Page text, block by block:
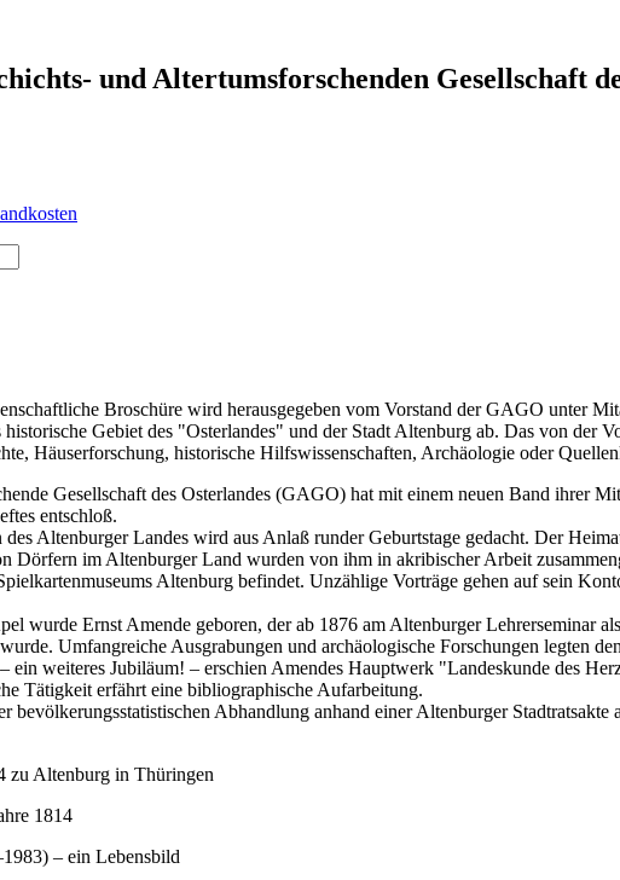
und Altertumsforschenden Gesellschaft
Broschüre wird herausgegeben vom Vorstand der GAGO unter
Gebiet des "Osterlandes" und der Stadt Altenburg ab. Das von der
Häuserforschung, historische Hilfswissenschaften, Archäologie oder
Gesellschaft des Osterlandes (GAGO) hat mit einem neuen Band ihrer
entschloß.
des Altenburger Landes wird aus Anlaß runder Geburtstage gedacht. Der
Dörfern im Altenburger Land wurden von ihm in akribischer Arbeit
Altenburg befindet. Unzählige Vorträge gehen auf sein
wurde Ernst Amende geboren, der ab 1876 am Altenburger Lehrerseminar
Umfangreiche Ausgrabungen und archäologische Forschungen legten
ein weiteres Jubiläum! – erschien Amendes Hauptwerk "Landeskunde des
Tätigkeit erfährt eine bibliographische Aufarbeitung.
bevölkerungsstatistischen Abhandlung anhand einer Altenburger
zu Altenburg in Thüringen
1814
– ein Lebensbild